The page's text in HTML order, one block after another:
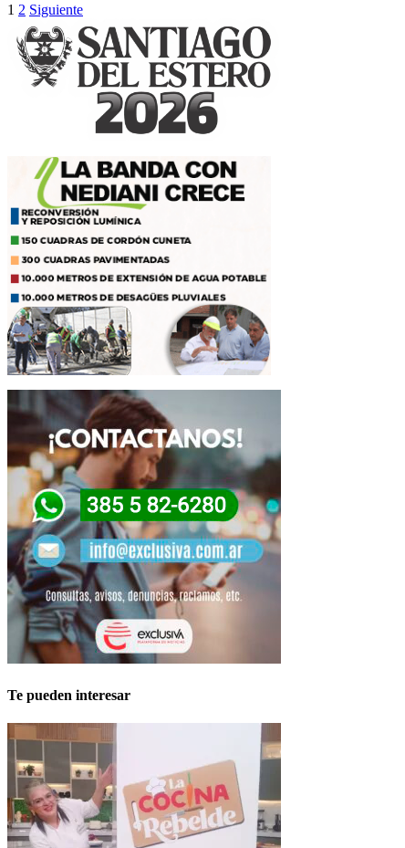
Paginación
de
entradas
1 2 Siguiente
Te pueden interesar